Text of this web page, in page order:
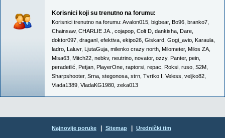
Korisnici koji su trenutno na forumu:
Korisnici trenutno na forumu: Avalon015 bigbear, Bo96 branko7
Chainsaw, CHARLIE JA. cojapop Colt D dankisha Dare
doktor097 draganl efektiva ekipo26 Giskard Gogi_avio Karaula
ladro Laluvr, LjutaGuja milenko crazy north Milometer, Milos ZA
Misa63 Mitch22 nebkv, neutrino novator, ozzy, Panter, pein
peradetlić Petjan PlayerOne raptorsi repac Roksi ruso S2M
Sharpshooter, Srna stegonosa strn Tvrtko I Veless veljko82
Vlada1389 VladaKG1980 zeka013
Najnovije poruke Sitemap Urednički tim